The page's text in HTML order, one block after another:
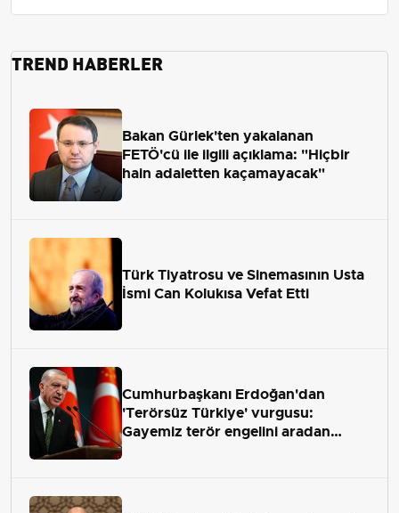
TREND HABERLER
Bakan Gürlek'ten yakalanan
FETÖ'cü ile ilgili açıklama: "Hiçbir
hain adaletten kaçamayacak"
Türk Tiyatrosu ve Sinemasının Usta
İsmi Can Kolukısa Vefat Etti
Cumhurbaşkanı Erdoğan'dan
'Terörsüz Türkiye' vurgusu:
Gayemiz terör engelini aradan